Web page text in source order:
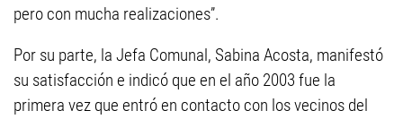
pero con mucha realizaciones”.
Por su parte, la Jefa Comunal, Sabina Acosta, manifestó
su satisfacción e indicó que en el año 2003 fue la
primera vez que entró en contacto con los vecinos del